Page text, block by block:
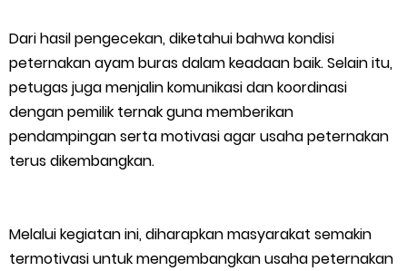
Kepulauan Meranti Sambut Kapolres Baru dan Tamu Melaka
dengan Tepung Tawar, Persaudaraan Serumpun Kian Erat
Polsek Kawasan Pelabuhan Tembilahan Perkuat Ketahanan
Bupati Asmar Jenguk Tokoh dan Warga Meranti yang Dirawat
Dari hasil pengecekan, diketahui bahwa kondisi
peternakan ayam buras dalam keadaan baik. Selain itu,
petugas juga menjalin komunikasi dan koordinasi
dengan pemilik ternak guna memberikan
pendampingan serta motivasi agar usaha peternakan
terus dikembangkan.
Melalui kegiatan ini, diharapkan masyarakat semakin
termotivasi untuk mengembangkan usaha peternakan